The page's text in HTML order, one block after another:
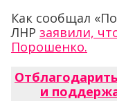
Как сообщал
ЛНР заявили,
Порошенко.
и